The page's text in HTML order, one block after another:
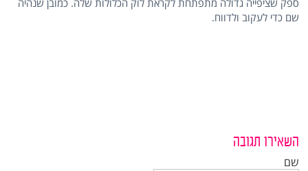
ספק שציפייה גדולה מתפתחת לקראת לוק הכלולות שלה. כמובן שנהיה
שם כדי לעקוב ולדווח.
השאירו תגובה
שם